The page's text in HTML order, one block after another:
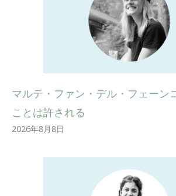
マルテ・ファン・デル・フェーン
ことは許される
2026年8月8日